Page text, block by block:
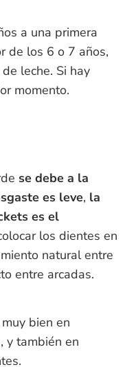
a una primera
de los 6 o 7 años,
leche. Si hay
momento.
se debe a la
es leve, la
es el
los dientes en
natural entre
entre arcadas.
bien en
y también en